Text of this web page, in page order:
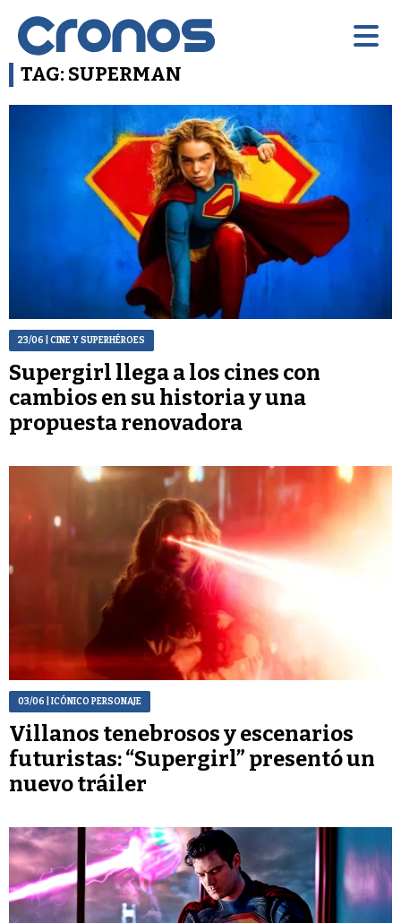
TAG: SUPERMAN
23/06 | CINE Y SUPERHÉROES
Supergirl llega a los cines con
cambios en su historia y una
propuesta renovadora
03/06 | ICÓNICO PERSONAJE
Villanos tenebrosos y escenarios
futuristas: “Supergirl” presentó un
nuevo tráiler